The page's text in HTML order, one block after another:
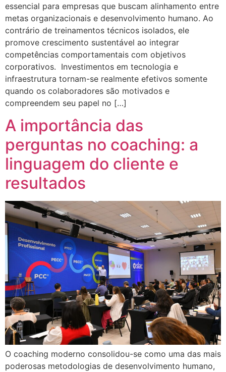
essencial para empresas que buscam alinhamento entre
metas organizacionais e desenvolvimento humano. Ao
contrário de treinamentos técnicos isolados, ele
promove crescimento sustentável ao integrar
competências comportamentais com objetivos
corporativos. Investimentos em tecnologia e
infraestrutura tornam-se realmente efetivos somente
quando os colaboradores são motivados e
compreendem seu papel no […]
A importância das
perguntas no coaching: a
linguagem do cliente e
resultados
O coaching moderno consolidou-se como uma das mais
poderosas metodologias de desenvolvimento humano,